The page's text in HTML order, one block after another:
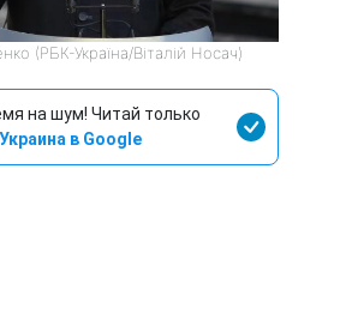
(РБК-Україна/Віталій Носач)
на шум! Читай только
в Google